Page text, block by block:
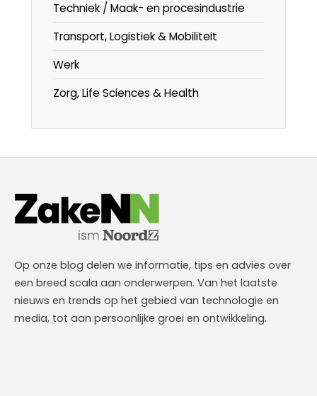
Techniek / Maak- en procesindustrie
Transport, Logistiek & Mobiliteit
Werk
Zorg, Life Sciences & Health
Op onze blog delen we informatie, tips en advies over
een breed scala aan onderwerpen. Van het laatste
nieuws en trends op het gebied van technologie en
media, tot aan persoonlijke groei en ontwikkeling.